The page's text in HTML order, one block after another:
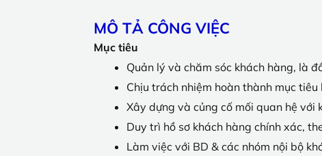
MÔ TẢ CÔNG VIỆC
Mục tiêu
Quản lý và chăm sóc khách hàng, là
Chịu trách nhiệm hoàn thành mục
Xây dựng và củng cố mối quan hệ
Duy trì hồ sơ khách hàng chính xác,
Làm việc với BD & các nhóm nội bộ